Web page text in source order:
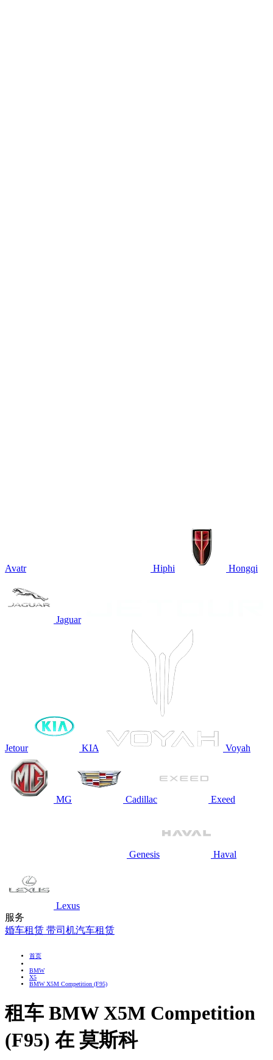
Avatr Hiphi Hongqi
Jaguar
Jetour KIA Voyah
MG Cadillac Exeed
Genesis Haval
Lexus
服务
婚车租赁 带司机汽车租赁
首页
BMW
X5
BMW X5M Competition (F95)
租车 BMW X5M Competition
(F95) 在 莫斯科